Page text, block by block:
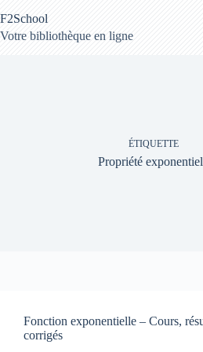
au
contenu
F2School
Votre bibliothèque en ligne
ÉTIQUETTE
Propriété
Fonction exponentielle – Cours,
corrigés